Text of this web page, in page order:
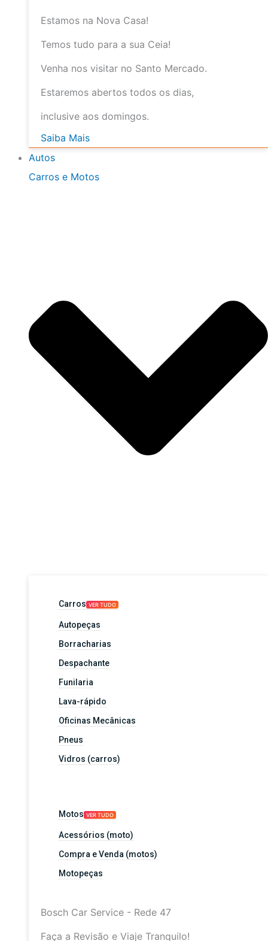
Estamos na Nova Casa!
Temos tudo para a sua Ceia!
Venha nos visitar no Santo Mercado.
Estaremos abertos todos os dias,
inclusive aos domingos.
Saiba Mais
Autos
Carros e Motos
Carros VER TUDO
Autopeças
Borracharias
Despachante
Funilaria
Lava-rápido
Oficinas Mecânicas
Pneus
Vidros (carros)
Motos VER TUDO
Acessórios (moto)
Compra e Venda (motos)
Motopeças
Bosch Car Service - Rede 47
Faça a Revisão e Viaje Tranquilo!